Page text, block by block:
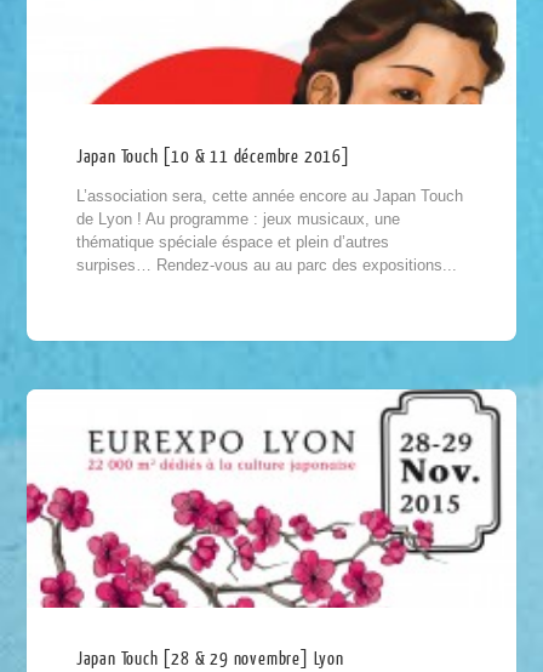
Japan Touch [10 & 11 décembre 2016]
L’association sera, cette année encore au Japan Touch
de Lyon ! Au programme : jeux musicaux, une
thématique spéciale éspace et plein d’autres
surpises… Rendez-vous au au parc des expositions...
Japan Touch [28 & 29 novembre] Lyon